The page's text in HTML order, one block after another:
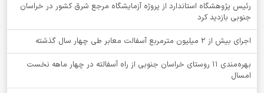
رئیس پژوهشگاه استاندارد از پروژه آزمایشگاه مرجع شرق کشور در خراسان
جنوبی بازدید کرد
اجرای بیش از ۲ میلیون مترمربع آسفالت معابر طی چهار سال گذشته
بهره‌مندی ۱۱ روستای خراسان جنوبی از راه آسفالته در چهار ماهه نخست
امسال